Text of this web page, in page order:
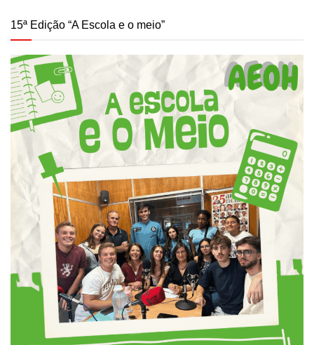
15ª Edição “A Escola e o meio”